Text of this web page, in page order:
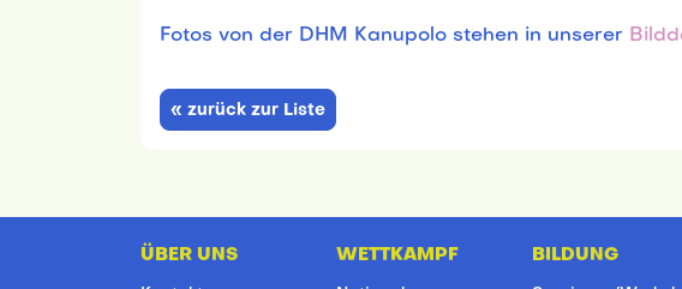
Fotos von der DHM Kanupolo stehen in unserer
« zurück zur Liste
ÜBER UNS WETTKAMPF BILDUNG